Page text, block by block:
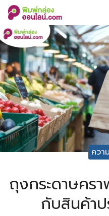
Skip
content
Search
for:
ควา
ถุงกระดาษครา
กับสินค้าป